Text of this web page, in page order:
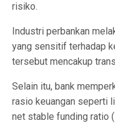
risiko.
Industri perbankan
yang sensitif terhadap
tersebut mencakup
Selain itu, bank
rasio keuangan seperti
net stable funding ratio